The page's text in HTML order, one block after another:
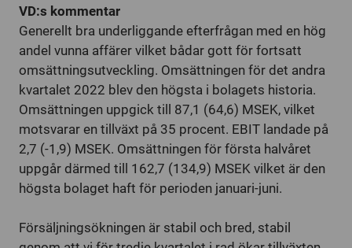
VD:s kommentar
Generellt bra underliggande efterfrågan med en hög
andel vunna affärer vilket bådar gott för fortsatt
omsättningsutveckling. Omsättningen för det andra
kvartalet 2022 blev den högsta i bolagets historia.
Omsättningen uppgick till 87,1 (64,6) MSEK, vilket
motsvarar en tillväxt på 35 procent. EBIT landade på
2,7 (-1,9) MSEK. Omsättningen för första halvåret
uppgår därmed till 162,7 (134,9) MSEK vilket är den
högsta bolaget haft för perioden januari-juni.
Försäljningsökningen är stabil och bred, stabil